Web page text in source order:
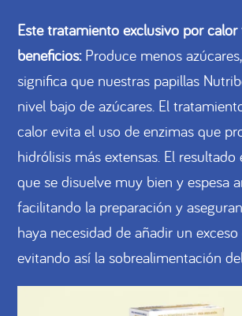
Este tratamiento exclusivo por
beneficios:Produce menos
significa que nuestras papillas
nivel bajo de azúcares. El
calor evita el uso de enzimas que
hidrólisis más extensas. El
que se disuelve muy bien y espesa
facilitando la preparación y
haya necesidad de añadir un
evitando así la sobrealimentación